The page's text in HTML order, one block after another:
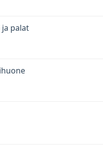
palat